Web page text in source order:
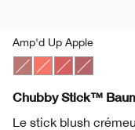
Amp'd Up Apple
Chubby Stick™
Le stick blush